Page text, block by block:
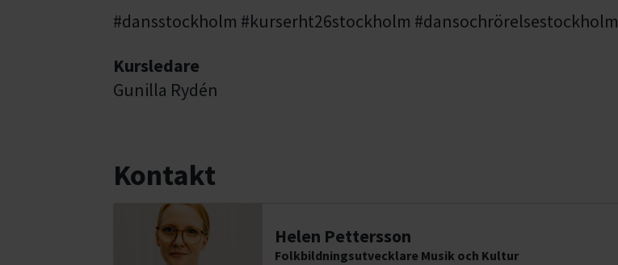
#dansstockholm #kurserht26stockholm #dansochrörelsestockholm
Kursledare
Gunilla Rydén
Kontakt
Helen Pettersson
Folkbildningsutvecklare Musik och Kultur